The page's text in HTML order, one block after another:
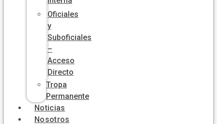
Oficiales
y
Suboficiales
–
Acceso
Directo
Tropa
Permanente
Noticias
Nosotros